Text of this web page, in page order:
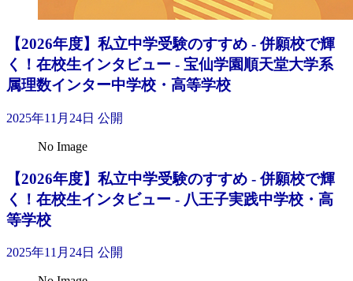
【2026年度】私立中学受験のすすめ - 併願校で輝
く！在校生インタビュー - 宝仙学園順天堂大学系
属理数インター中学校・高等学校
2025年11月24日 公開
No Image
【2026年度】私立中学受験のすすめ - 併願校で輝
く！在校生インタビュー - 八王子実践中学校・高
等学校
2025年11月24日 公開